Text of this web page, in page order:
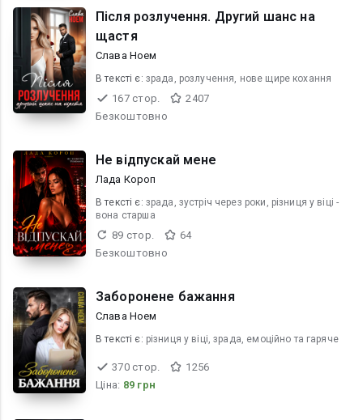
Після розлучення. Другий шанс на
щастя
Слава Ноем
В текcті є: зрада, розлучення, нове щире кохання
167 стор.
2407
Безкоштовно
Не відпускай мене
Лада Короп
В текcті є: зрада, зустріч через роки, різниця у віці -
вона старша
89 стор.
64
Безкоштовно
Заборонене бажання
Слава Ноем
В текcті є: різниця у віці, зрада, емоційно та гаряче
370 стор.
1256
Ціна: 89 грн